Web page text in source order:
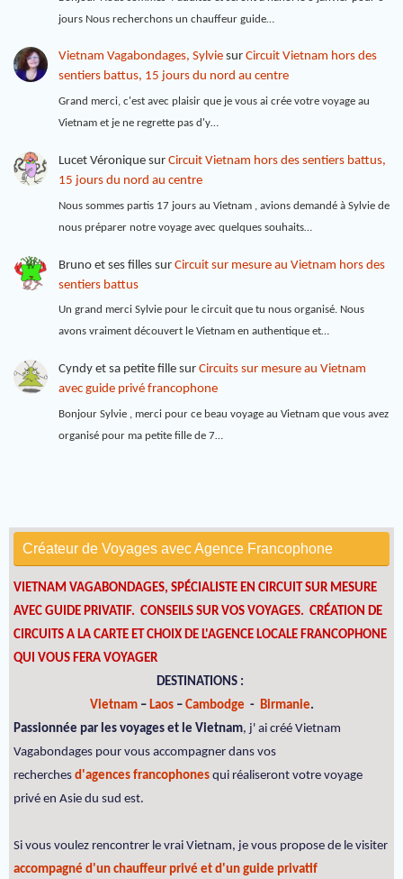
jours Nous recherchons un chauffeur guide…
Vietnam Vagabondages, Sylviesur Circuit Vietnam hors des
sentiers battus, 15 jours du nord au centre
Grand merci, c'est avec plaisir que je vous ai crée votre voyage au
Vietnam et je ne regrette pas d'y…
Lucet Véroniquesur Circuit Vietnam hors des sentiers battus,
15 jours du nord au centre
Nous sommes partis 17 jours au Vietnam , avions demandé à Sylvie de
nous préparer notre voyage avec quelques souhaits…
Bruno et ses fillessur Circuit sur mesure au Vietnam hors des
sentiers battus
Un grand merci Sylvie pour le circuit que tu nous organisé. Nous
avons vraiment découvert le Vietnam en authentique et…
Cyndy et sa petite fillesur Circuits sur mesure au Vietnam
avec guide privé francophone
Bonjour Sylvie , merci pour ce beau voyage au Vietnam que vous avez
organisé pour ma petite fille de 7…
Créateur de Voyages avec Agence Francophone
VIETNAM VAGABONDAGES, SPÉCIALISTE EN CIRCUIT SUR MESURE
AVEC GUIDE PRIVATIF. CONSEILS SUR VOS VOYAGES. CRÉATION DE
CIRCUITS A LA CARTE ET CHOIX DE L'AGENCE LOCALE FRANCOPHONE
QUI VOUS FERA VOYAGER
DESTINATIONS :
Vietnam– Laos – Cambodge - Birmanie.
Passionnée par les voyages et le Vietnam, j' ai créé Vietnam
Vagabondages pour vous accompagner dans vos
recherches d'agences francophones qui réaliseront votre voyage
privé en Asie du sud est.
Si vous voulez rencontrer le vrai Vietnam, je vous propose de le visiter
accompagné d'un chauffeur privé et d'un guide privatif